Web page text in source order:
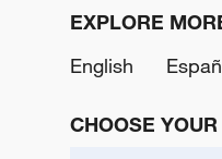
EXPLORE
English
CHOOSE